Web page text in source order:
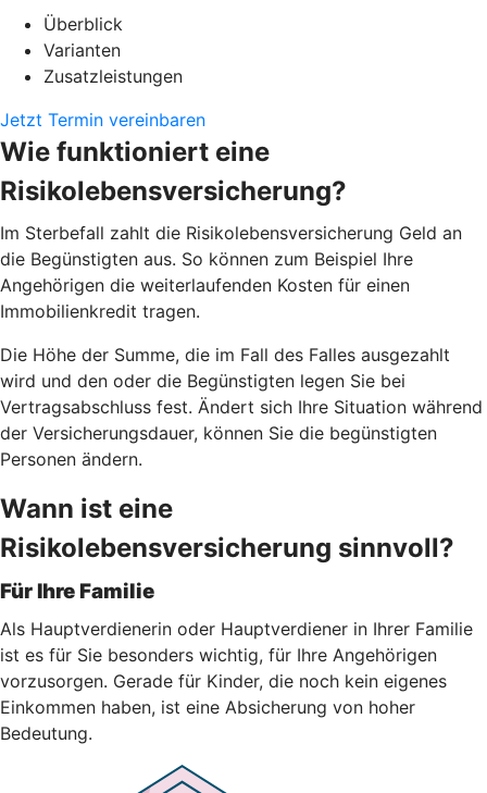
Überblick
Varianten
Zusatzleistungen
Jetzt Termin vereinbaren
Wie funktioniert eine
Risikolebensversicherung?
Im Sterbefall zahlt die Risikolebensversicherung Geld an
die Begünstigten aus. So können zum Beispiel Ihre
Angehörigen die weiterlaufenden Kosten für einen
Immobilienkredit tragen.
Die Höhe der Summe, die im Fall des Falles ausgezahlt
wird und den oder die Begünstigten legen Sie bei
Vertragsabschluss fest. Ändert sich Ihre Situation während
der Versicherungsdauer, können Sie die begünstigten
Personen ändern.
Wann ist eine
Risikolebensversicherung sinnvoll?
Für Ihre Familie
Als Hauptverdienerin oder Hauptverdiener in Ihrer Familie
ist es für Sie besonders wichtig, für Ihre Angehörigen
vorzusorgen. Gerade für Kinder, die noch kein eigenes
Einkommen haben, ist eine Absicherung von hoher
Bedeutung.